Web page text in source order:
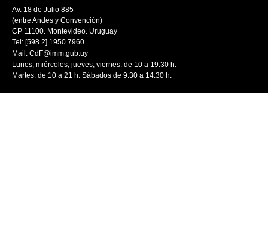
Av. 18 de Julio 885
(entre Andes y Convención)
CP 11100. Montevideo. Uruguay
Tel: [598 2] 1950 7960
Mail: CdF@imm.gub.uy
Lunes, miércoles, jueves, viernes: de 10 a 19.30 h.
Martes: de 10 a 21 h. Sábados de 9.30 a 14.30 h.